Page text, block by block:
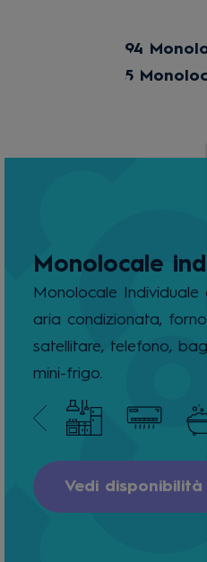
94
5
Monolocale
Monolocale
aria condizionata,
satellitare, telefono,
mini-frigo.
Vedi disponibilità